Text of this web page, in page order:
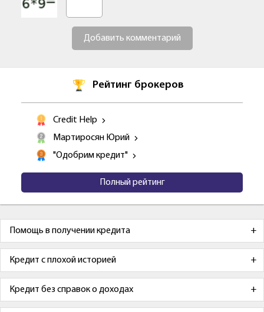
Добавить комментарий
Рейтинг брокеров
Credit Help
Мартиросян Юрий
"Одобрим кредит"
Полный рейтинг
Помощь в получении кредита
Кредит с плохой историей
Кредит без справок о доходах